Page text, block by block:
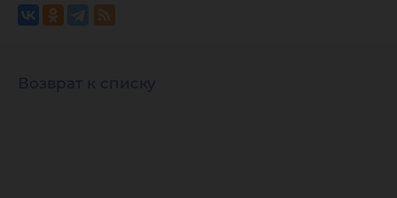
Возврат к списку